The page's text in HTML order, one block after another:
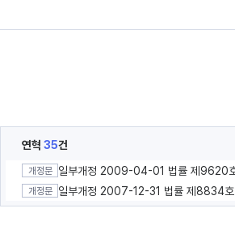
연혁 35건
개정문
개정문
일부개정 2007-12-31 법률 제8834호